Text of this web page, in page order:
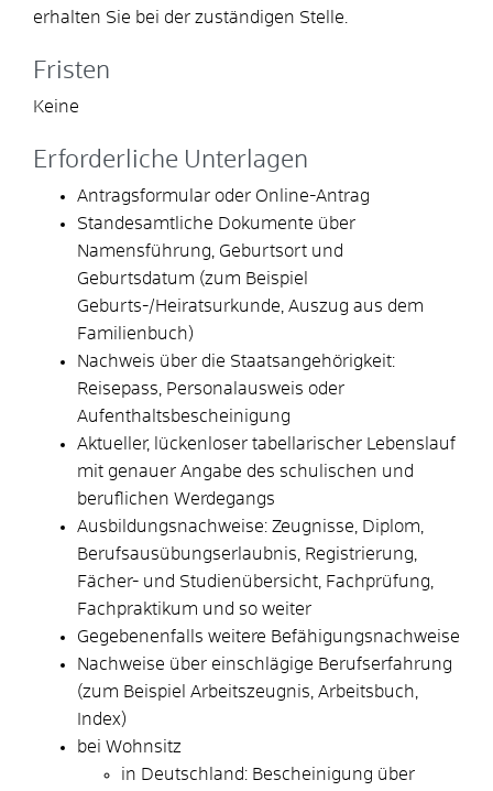
erhalten Sie bei der zuständigen Stelle.
Fristen
Keine
Erforderliche Unterlagen
Antragsformular oder Online-Antrag
Standesamtliche Dokumente über
Namensführung, Geburtsort und
Geburtsdatum (zum Beispiel
Geburts-/Heiratsurkunde, Auszug aus dem
Familienbuch)
Nachweis über die Staatsangehörigkeit:
Reisepass, Personalausweis oder
Aufenthaltsbescheinigung
Aktueller, lückenloser tabellarischer Lebenslauf
mit genauer Angabe des schulischen und
beruflichen Werdegangs
Ausbildungsnachweise: Zeugnisse, Diplom,
Berufsausübungserlaubnis, Registrierung,
Fächer- und Studienübersicht, Fachprüfung,
Fachpraktikum und so weiter
Gegebenenfalls weitere Befähigungsnachweise
Nachweise über einschlägige Berufserfahrung
(zum Beispiel Arbeitszeugnis, Arbeitsbuch,
Index)
bei Wohnsitz
in Deutschland: Bescheinigung über